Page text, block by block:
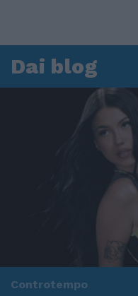
Dai blog
Controtempo